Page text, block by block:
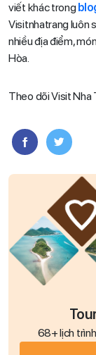
viết khác trong
Visitnhatrang luôn
nhiều địa điểm,
Hòa.
Theo dõi Visit Nha
68+ lịch